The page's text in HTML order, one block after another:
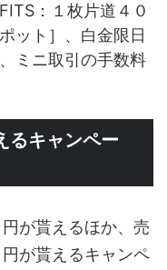
：１枚片道４０
ット］、白金限日
ミニ取引の手数料
るキャンペー
が貰えるほか、売
が貰えるキャンペ